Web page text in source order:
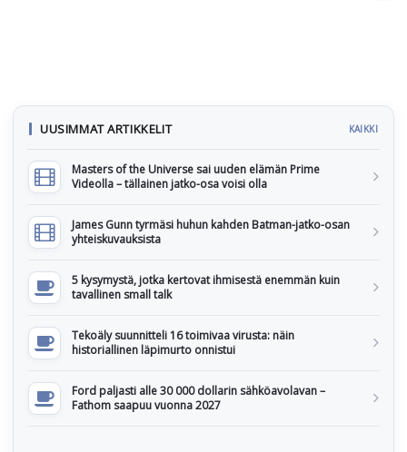
UUSIMMAT ARTIKKELIT KAIKKI
Masters of the Universe sai uuden elämän Prime
Videolla – tällainen jatko-osa voisi olla
James Gunn tyrmäsi huhun kahden Batman-jatko-osan
yhteiskuvauksista
5 kysymystä, jotka kertovat ihmisestä enemmän kuin
tavallinen small talk
Tekoäly suunnitteli 16 toimivaa virusta: näin
historiallinen läpimurto onnistui
Ford paljasti alle 30 000 dollarin sähköavolavan –
Fathom saapuu vuonna 2027